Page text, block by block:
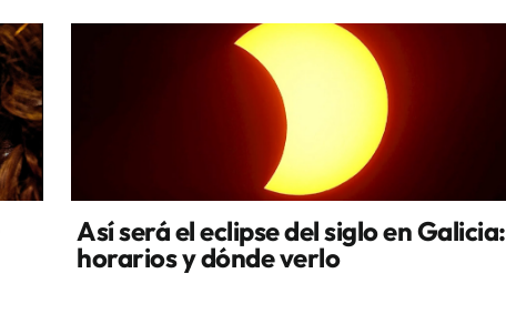
Así será el eclipse del siglo en Galicia:
horarios y dónde verlo